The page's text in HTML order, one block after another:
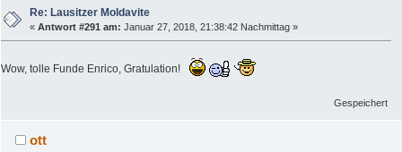
Re: Lausitzer Moldavite
«Antwort #291 am: Januar 27, 2018, 21:38:42 Nachmittag »
Wow, tolle Funde Enrico, Gratulation!
Gespeichert
ott